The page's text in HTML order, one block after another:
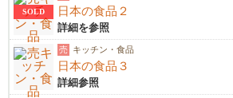
SOLD 日本の食品２
詳細を参照
売 キッチン・食品
日本の食品３
詳細参照